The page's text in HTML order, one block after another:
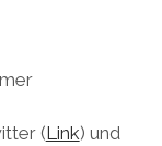
(Link) und